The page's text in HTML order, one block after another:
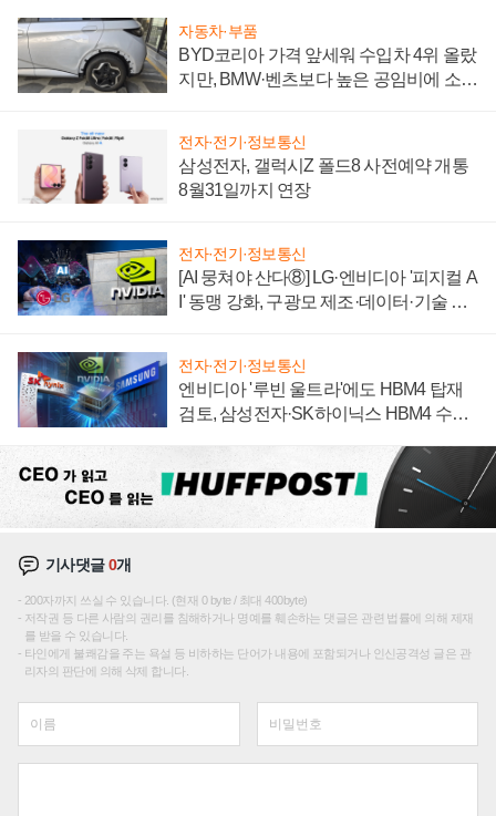
자동차·부품
BYD코리아 가격 앞세워 수입차 4위 올랐
지만, BMW·벤츠보다 높은 공임비에 소비
전자·전기·정보통신
삼성전자, 갤럭시Z 폴드8 사전예약 개통
8월31일까지 연장
전자·전기·정보통신
[AI 뭉쳐야 산다⑧] LG·엔비디아 '피지컬 A
I' 동맹 강화, 구광모 제조·데이터·기술 결
전자·전기·정보통신
엔비디아 '루빈 울트라'에도 HBM4 탑재
검토, 삼성전자·SK하이닉스 HBM4 수율
기사댓글0개
200자까지 쓰실 수 있습니다. (현재 0 byte / 최대 400byte)
저작권 등 다른 사람의 권리를 침해하거나 명예를 훼손하는 댓글은 관련 법률에 의해 제재
를 받을 수 있습니다.
타인에게 불쾌감을 주는 욕설 등 비하하는 단어가 내용에 포함되거나 인신공격성 글은 관
리자의 판단에 의해 삭제 합니다.